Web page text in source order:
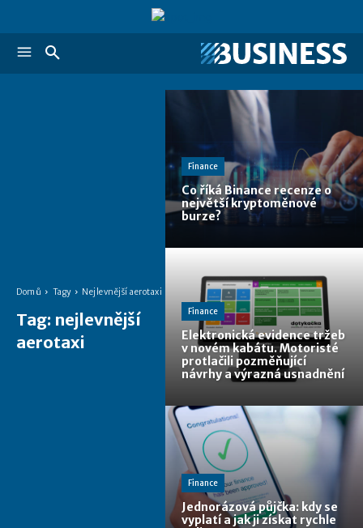
Domů Tagy Nejlevnější aerotaxi
Tag: nejlevnější
aerotaxi
Finance
Co říká Binance recenze o
největší kryptoměnové
burze?
Finance
Elektronická evidence tržeb
v novém kabátu. Motoristé
protlačili pozměňující
návrhy a výrazná usnadnění
Finance
Jednorázová půjčka: kdy se
vyplatí a jak ji získat rychle